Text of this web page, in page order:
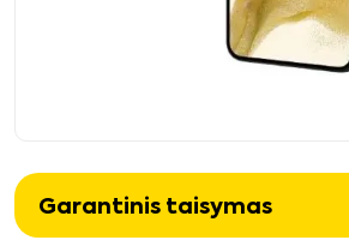
Garantinis taisymas